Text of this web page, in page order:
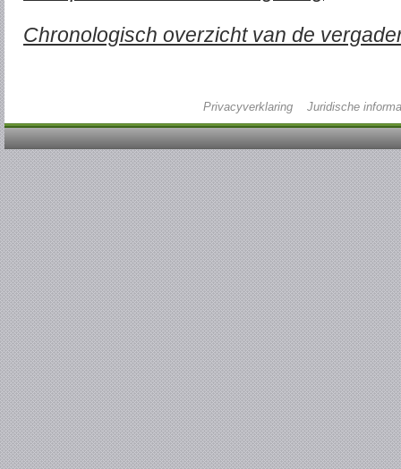
Chronologisch overzicht van de
Privacyverklaring Juridische